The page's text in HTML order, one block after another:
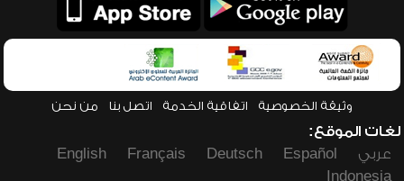
وثيقة الخصوصية اتفاقية الخدمة اتصل بنا من نحن
لغات الموقع:
عربي
Español
Deutsch
Français
English
Indonesia